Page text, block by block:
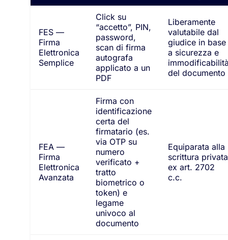
FES —
Firma
Elettronica
Semplice
Click su
“accetto”, PIN,
password,
scan di firma
autografa
applicato a un
PDF
Liberamente
valutabile dal
giudice in base
a sicurezza e
del documento
FEA —
Firma
Elettronica
Avanzata
Firma con
identificazione
certa del
firmatario (es.
via OTP su
numero
verificato +
tratto
biometrico o
token) e
legame
univoco al
documento
Equiparata alla
scrittura privata
ex art. 2702
c.c.